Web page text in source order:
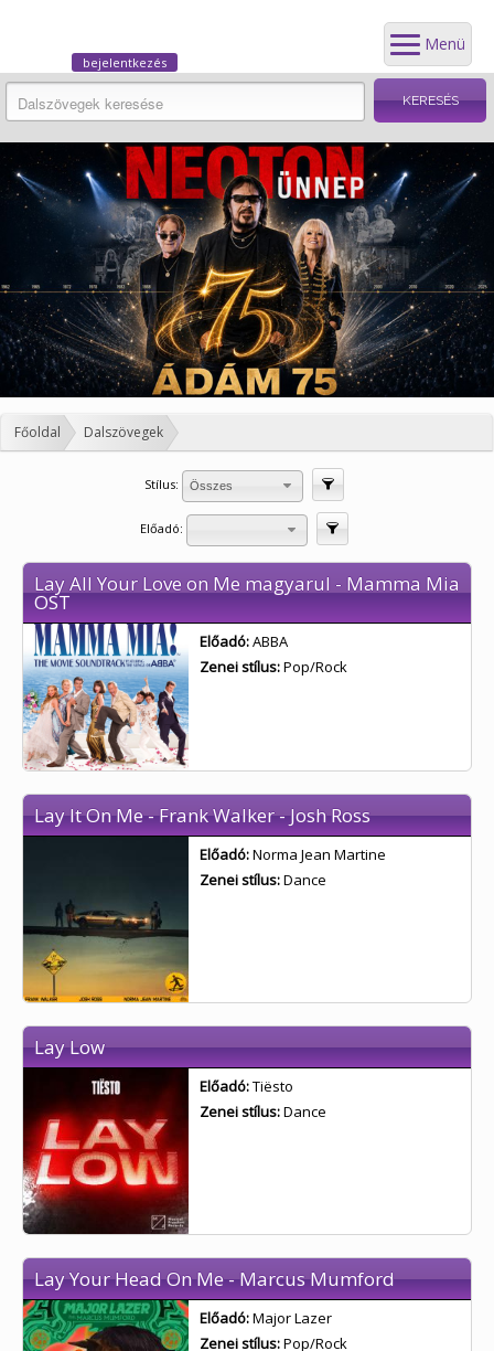
Menü
bejelentkezés
Főoldal Dalszövegek
Stílus: Összes
Előadó:
Lay All Your Love on Me magyarul - Mamma Mia
OST
Előadó:ABBA
Zenei stílus:Pop/Rock
Lay It On Me - Frank Walker - Josh Ross
Előadó:Norma Jean Martine
Zenei stílus:Dance
Lay Low
Előadó:Tiësto
Zenei stílus:Dance
Lay Your Head On Me - Marcus Mumford
Előadó:Major Lazer
Zenei stílus:Pop/Rock